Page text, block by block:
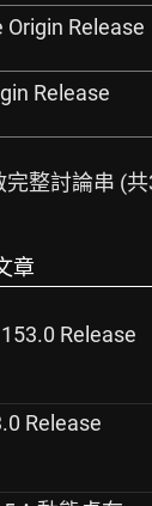
Origin Release
Release
整討論串 (
章
Release
Release